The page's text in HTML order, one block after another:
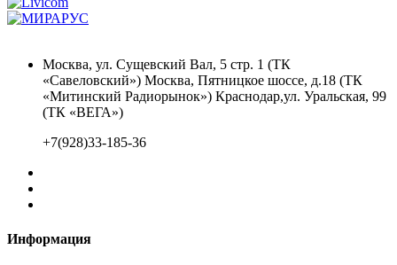
Москва, ул. Сущевский Вал, 5 стр. 1 (ТК
«Савеловский») Москва, Пятницкое шоссе, д.18 (ТК
«Митинский Радиорынок») Краснодар,ул. Уральская, 99
(ТК «ВЕГА»)
+7(928)33-185-36
Информация